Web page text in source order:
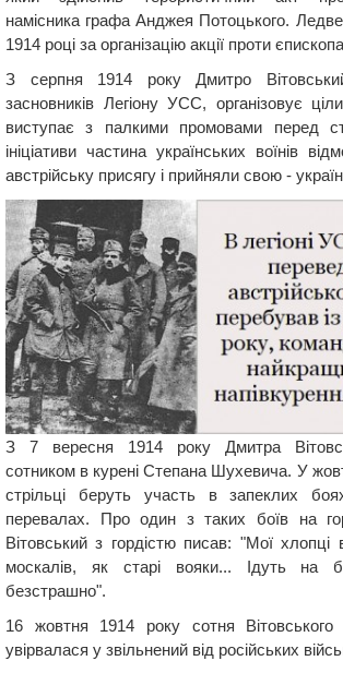
намісника графа Анджея Потоцького.
1914 році за організацію акції проти
З серпня 1914 року Дмитро
засновників Легіону УСС, організовує
виступає з палкими промовами перед
ініціативи частина українських воїнів
австрійську присягу і прийняли свою -
З 7 вересня 1914 року Дмитра
сотником в курені Степана Шухевича. У
стрільці беруть участь в запеклих
перевалах. Про один з таких боїв на
Вітовський з гордістю писав: "Мої хлопці
москалів, як старі вояки... Ідуть на
безстрашно".
16 жовтня 1914 року сотня
увірвалася у звільнений від російських